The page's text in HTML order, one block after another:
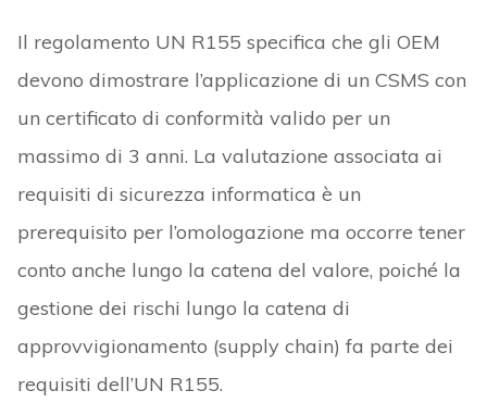
Il regolamento UN R155 specifica che gli OEM
devono dimostrare l’applicazione di un CSMS con
un certificato di conformità valido per un
massimo di 3 anni. La valutazione associata ai
requisiti di sicurezza informatica è un
prerequisito per l’omologazione ma occorre tener
conto anche lungo la catena del valore, poiché la
gestione dei rischi lungo la catena di
approvvigionamento (supply chain) fa parte dei
requisiti dell’UN R155.